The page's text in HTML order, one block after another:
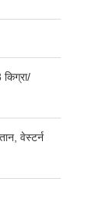
किग्रा/
वेस्टर्न